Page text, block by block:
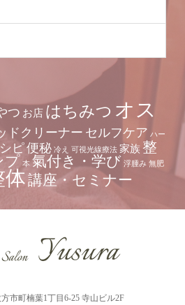
つ お店 はちみつ オス
ドクリーナー セルフケア ハー
ピ便秘 冷え 可視光線療法 家族 整
プ 本 氣付き・学び 浮腫み 無肥
体講座・セミナー
市町楠葉1丁目6-25 寺山ビル2F